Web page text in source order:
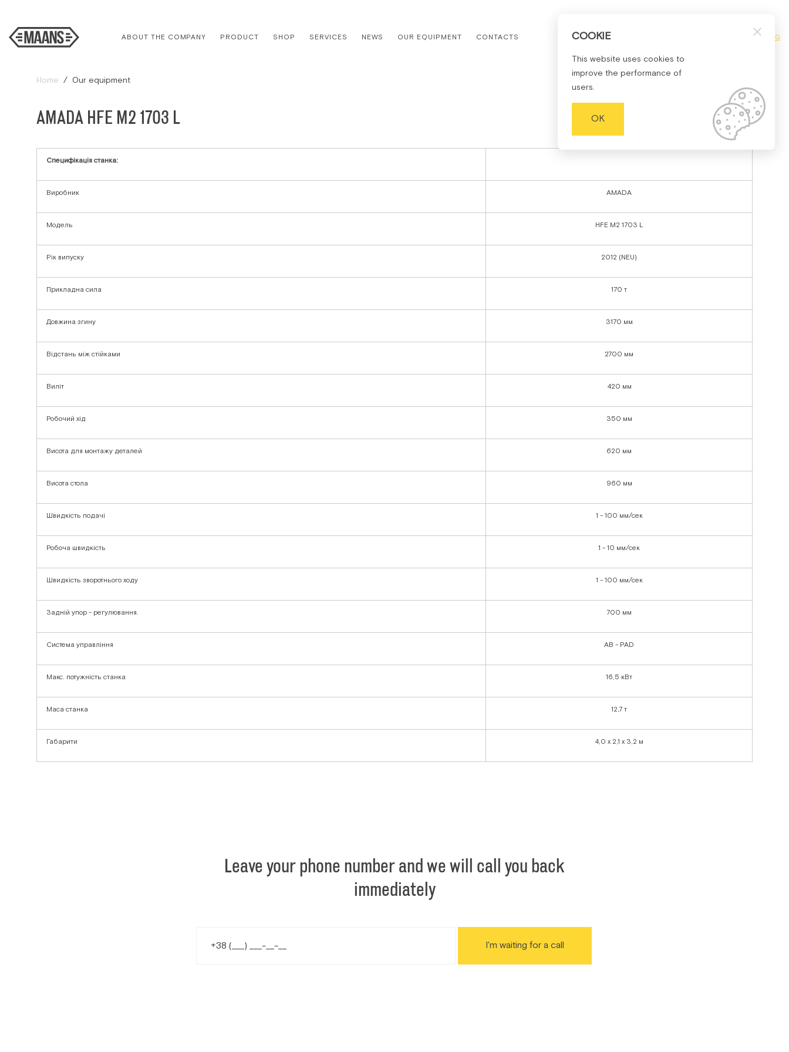
ABOUT THE COMPANY PRODUCT SHOP SERVICES NEWS OUR EQUIPMENT CONTACTS РУС ENG
Home Our equipment
AMADA HFE M2 1703 L
Специфікація станка:
Виробник AMADA
Модель HFE M2 1703 L
Рік випуску 2012 (NEU)
Прикладна сила 170 т
Довжина згину 3170 мм
Відстань між стійками 2700 мм
Виліт 420 мм
Робочий хід 350 мм
Висота для монтажу деталей 620 мм
Висота стола 960 мм
Швидкість подачі 1 - 100 мм/сек
Робоча швидкість 1 - 10 мм/сек
Швидкість зворотнього ходу 1 - 100 мм/сек
Задній упор - регулювання. 700 мм
Система управління AB - PAD
Макс. потужність станка 16,5 кВт
Маса станка 12,7 т
Габарити 4,0 x 2,1 x 3,2 м
Leave your phone number and we will call you back
immediately
I'm waiting for a call
COOKIE
This website uses cookies to
improve the performance of
users.
OK